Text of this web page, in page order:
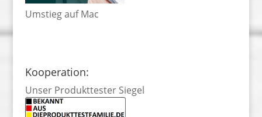
Umstieg auf Mac
Kooperation:
Unser Produkttester Siegel